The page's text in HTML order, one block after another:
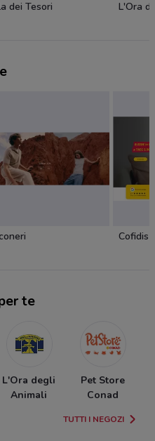
dei Tesori L'Ora
Cofidis
te
L'Ora degli
Animali
Pet Store
Conad
TUTTI I NEGOZI